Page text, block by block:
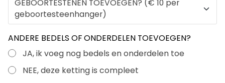
GEBOORTESTENEN TOEVOEGEN? (€ 10 per
geboortesteenhanger)
ANDERE BEDELS OF ONDERDELEN TOEVOEGEN?
JA, ik voeg nog bedels en onderdelen toe
NEE, deze ketting is compleet